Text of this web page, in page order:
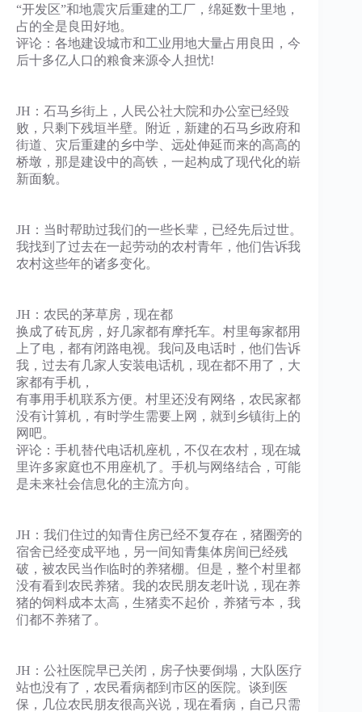
“开发区”和地震灾后重建的工厂，绵延数十里地，
占的全是良田好地。
评论：各地建设城市和工业用地大量占用良田，今
后十多亿人口的粮食来源令人担忧!
JH：石马乡街上，人民公社大院和办公室已经毁
败，只剩下残垣半壁。附近，新建的石马乡政府和
街道、灾后重建的乡中学、远处伸延而来的高高的
桥墩，那是建设中的高铁，一起构成了现代化的崭
新面貌。
JH：当时帮助过我们的一些长辈，已经先后过世。
我找到了过去在一起劳动的农村青年，他们告诉我
农村这些年的诸多变化。
JH：农民的茅草房，现在都
换成了砖瓦房，好几家都有摩托车。村里每家都用
上了电，都有闭路电视。我问及电话时，他们告诉
我，过去有几家人安装电话机，现在都不用了，大
家都有手机，
有事用手机联系方便。村里还没有网络，农民家都
没有计算机，有时学生需要上网，就到乡镇街上的
网吧。
评论：手机替代电话机座机，不仅在农村，现在城
里许多家庭也不用座机了。手机与网络结合，可能
是未来社会信息化的主流方向。
JH：我们住过的知青住房已经不复存在，猪圈旁的
宿舍已经变成平地，另一间知青集体房间已经残
破，被农民当作临时的养猪棚。但是，整个村里都
没有看到农民养猪。我的农民朋友老叶说，现在养
猪的饲料成本太高，生猪卖不起价，养猪亏本，我
们都不养猪了。
JH：公社医院早已关闭，房子快要倒塌，大队医疗
站也没有了，农民看病都到市区的医院。谈到医
保，几位农民朋友很高兴说，现在看病，自己只需